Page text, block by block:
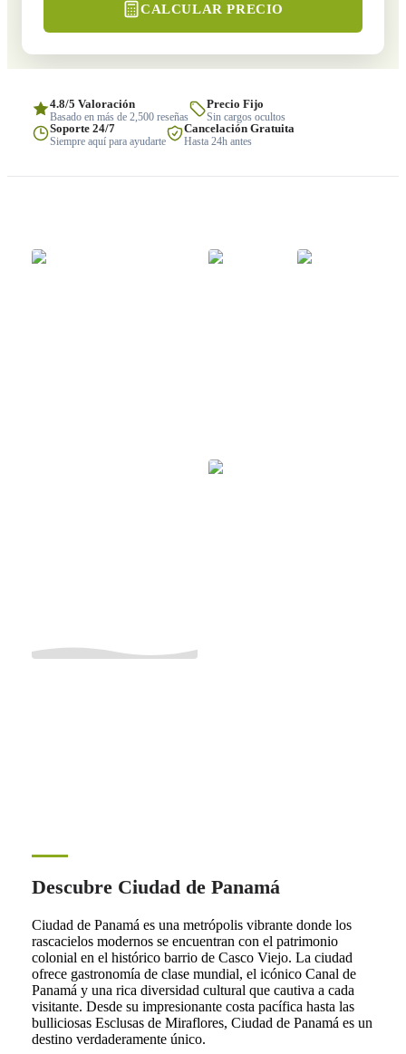
CALCULAR PRECIO
4.8/5 Valoración
Basado en más de 2,500 reseñas
Precio Fijo
Sin cargos ocultos
Soporte 24/7
Siempre aquí para ayudarte
Cancelación Gratuita
Hasta 24h antes
Descubre Ciudad de Panamá
Ciudad de Panamá es una metrópolis vibrante donde los
rascacielos modernos se encuentran con el patrimonio
colonial en el histórico barrio de Casco Viejo. La ciudad
ofrece gastronomía de clase mundial, el icónico Canal de
Panamá y una rica diversidad cultural que cautiva a cada
visitante. Desde su impresionante costa pacífica hasta las
bulliciosas Esclusas de Miraflores, Ciudad de Panamá es un
destino verdaderamente único.